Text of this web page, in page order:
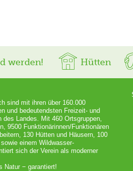
werden! Hütten
sind mit ihren über 160.000
und bedeutendsten Freizeit- und
des Landes. Mit 460 Ortsgruppen,
9500 Funktionärinnen/Funktionären
130 Hütten und Häusern, 100
einem Wildwasser-
sich der Verein als moderner
Natur − garantiert!